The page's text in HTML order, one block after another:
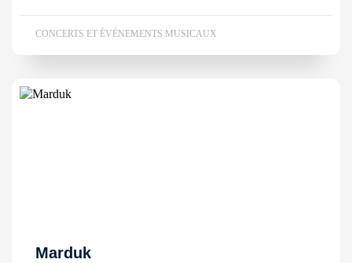
CONCERTS ET ÉVÉNEMENTS MUSICAUX
Marduk